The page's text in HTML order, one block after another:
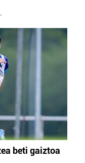
beti gaiztoa